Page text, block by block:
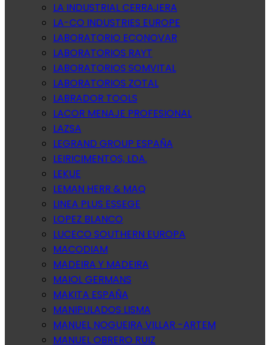
LA INDUSTRIAL CERRAJERA
LA-CO INDUSTRIES EUROPE
LABORATORIO ECONOVAR
LABORATORIOS RAYT
LABORATORIOS SOMVITAL
LABORATORIOS ZOTAL
LABRADOR TOOLS
LACOR MENAJE PROFESIONAL
LAZSA
LEGRAND GROUP ESPAÑA
LEIRICIMENTOS, LDA.
LEKUE
LEMAN HERR & MAQ
LINEA PLUS ESSEGE
LOPEZ BLANCO
LUCECO SOUTHERN EUROPA
MACODIAM
MADEIRA Y MADEIRA
MAIOL GERMANS
MAKITA ESPAÑA
MANIPULADOS LISMA
MANUEL NOGUEIRA VILLAR -ARTEM
MANUEL OBRERO RUIZ